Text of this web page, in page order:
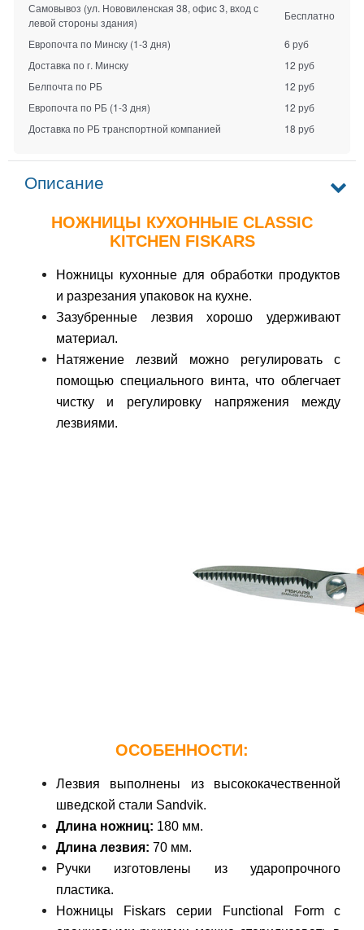
Самовывоз (ул. Нововиленская 38, офис 3, вход с
левой стороны здания)
Бесплатно
Европочта по Минску (1-3 дня)
6 руб
Доставка по г. Минску
12 руб
Белпочта по РБ
12 руб
Европочта по РБ (1-3 дня)
12 руб
Доставка по РБ транспортной компанией
18 руб
Описание
НОЖНИЦЫ КУХОННЫЕ CLASSIC
KITCHEN FISKARS
Ножницы кухонные для обработки продуктов
и разрезания упаковок на кухне.
Зазубренные лезвия хорошо удерживают
материал.
Натяжение лезвий можно регулировать с
помощью специального винта, что облегчает
чистку и регулировку напряжения между
лезвиями.
ОСОБЕННОСТИ:
Лезвия выполнены из высококачественной
шведской стали Sandvik.
Длина ножниц: 180 мм.
Длина лезвия: 70 мм.
Ручки изготовлены из ударопрочного
пластика.
Ножницы Fiskars серии Functional Form с